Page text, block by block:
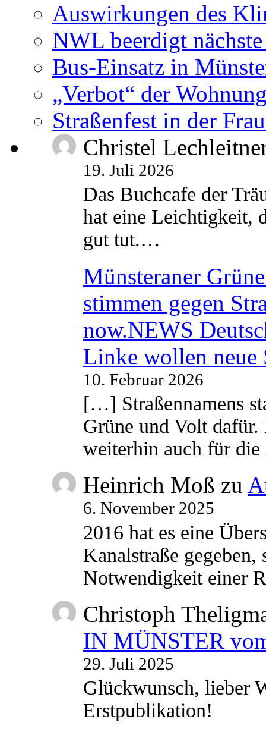
Auswirkungen des
NWL beerdigt
Bus-Einsatz in
„Verbot“ der
Straßenfest in der
Christel
19. Juli 2026
Das Buchcafe der
hat eine Leichtigkeit,
gut tut.…
Münsteraner
stimmen gegen
now.NEWS
Linke wollen neue
10. Februar 2026
[…] Straßennamens
Grüne und Volt
weiterhin auch für
Heinrich Moß zu
6. November 2025
2016 hat es eine
Kanalstraße
Notwendigkeit einer
Christoph
IN MÜNSTER
29. Juli 2025
Glückwunsch, lieber
Erstpublikation!